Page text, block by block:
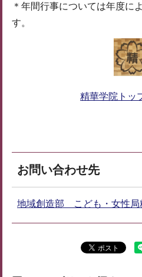
＊年間行事については年度に
す。
精華学院トッ
お問い合わせ先
地域創造部 こども・女性